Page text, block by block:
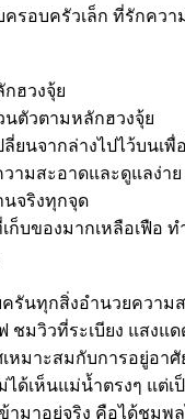
รอบครัวเล็ก ที่รักควา
ฮวงจุ้ย
ตัวตามหลักฮวงจุ้ย
ยนจากล่างไปไว้บนเพื่
วามสะอาดและดูแลง่า
นจริงทุกจุด
ก็บของมากเหลือเฟือ
ครันทุกสิ่งอำนวยความ
ชมวิวที่ระเบียง แสงแ
เหมาะสมกับการอยู่อา
ได้เห็นแม่น้ำตรงๆ แต่เ
ข้ามาอยู่จริง คือได้ชมพ